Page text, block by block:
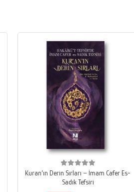
Kuran’ın Derin Sırları – İmam Cafer Es-
Sadık Tefsiri